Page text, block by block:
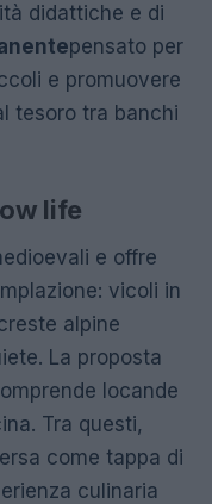
didattiche e di
pensato per
e promuovere
tesoro tra banchi
life
e offre
vicoli in
alpine
La proposta
locande
Tra questi,
come tappa di
culinaria